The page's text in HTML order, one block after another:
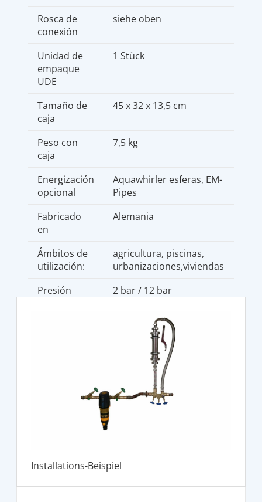
Rosca de
conexión
siehe oben
Unidad de
empaque
UDE
1 Stück
Tamaño de
caja
45 x 32 x 13,5 cm
Peso con
caja
7,5 kg
Energización
opcional
Aquawhirler esferas, EM-
Pipes
Fabricado
en
Alemania
Ámbitos de
utilización:
agricultura, piscinas,
urbanizaciones,viviendas
Presión
2 bar / 12 bar
Installations-Beispiel